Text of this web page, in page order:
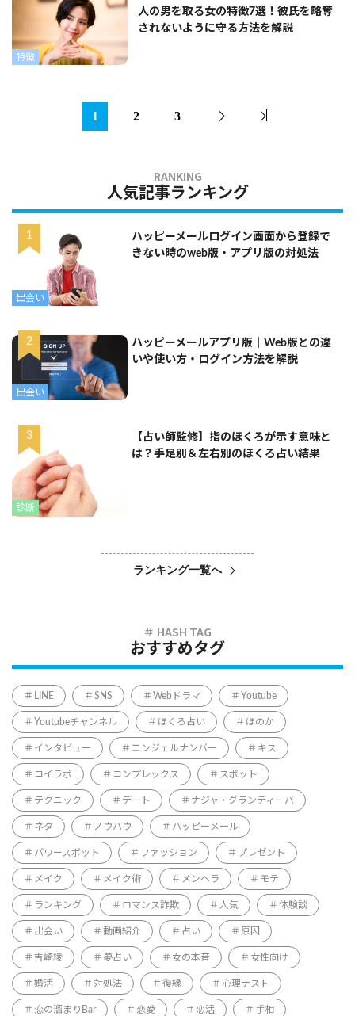
特徴
人の男を取る女の特徴7選！彼氏を略奪
されないように守る方法を解説
1 2 3
人気記事ランキング
出会い
ハッピーメールログイン画面から登録で
きない時のweb版・アプリ版の対処法
出会い
ハッピーメールアプリ版｜Web版との違
いや使い方・ログイン方法を解説
診断
【占い師監修】指のほくろが示す意味と
は？手足別＆左右別のほくろ占い結果
ランキング一覧へ
おすすめタグ
LINE SNS Webドラマ Youtube
Youtubeチャンネル ほくろ占い ほのか
インタビュー エンジェルナンバー キス
コイラボ コンプレックス スポット
テクニック デート ナジャ・グランディーバ
ネタ ノウハウ ハッピーメール
パワースポット ファッション プレゼント
メイク メイク術 メンヘラ モテ
ランキング ロマンス詐欺 人気 体験談
出会い 動画紹介 占い 原因
吉崎綾 夢占い 女の本音 女性向け
婚活 対処法 復縁 心理テスト
恋の溜まりBar 恋愛 恋活 手相